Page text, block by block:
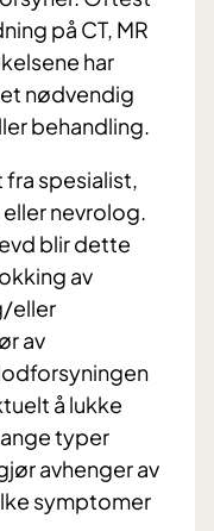
på CT, MR
har
nødvendig
behandling.
spesialist,
nevrolog.
blir dette
av
eller
av
å lukke
typer
avhenger av
symptomer